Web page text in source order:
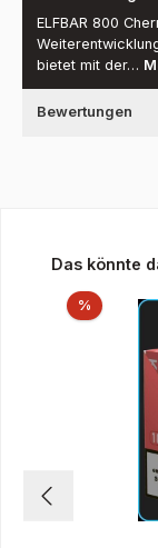
ELFBAR 800
bietet mit der…
Bewertungen
Produktgalerie
Das könnte
%Rabatt